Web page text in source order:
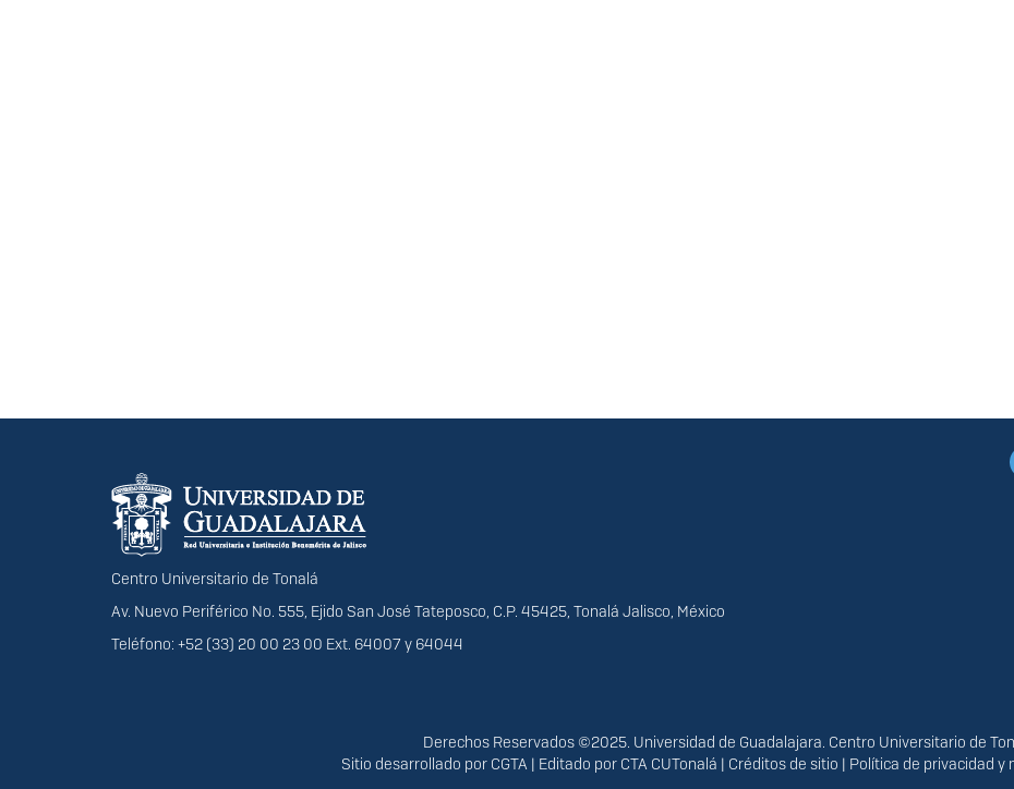
Información del portal
Centro Universitario de Tonalá
Av. Nuevo Periférico No. 555, Ejido San José Tateposco, C.P. 45425, Tonalá Jalisco, México
Teléfono: +52 (33) 20 00 23 00 Ext. 64007 y 64044
Derechos Reservados ©2025. Universidad de Guadalajara. Centro Universitario de
Sitio desarrollado por CGTA | Editado por CTA CUTonalá | Créditos de sitio | Política de privacidad y